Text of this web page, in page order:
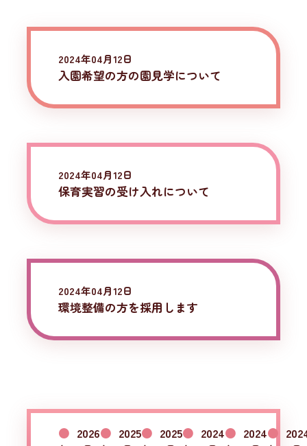
2024年04月12日
入園希望の方の園見学について
2024年04月12日
保育実習の受け入れについて
2024年04月12日
環境整備の方を採用します
2026
2025
2025
2024
2024